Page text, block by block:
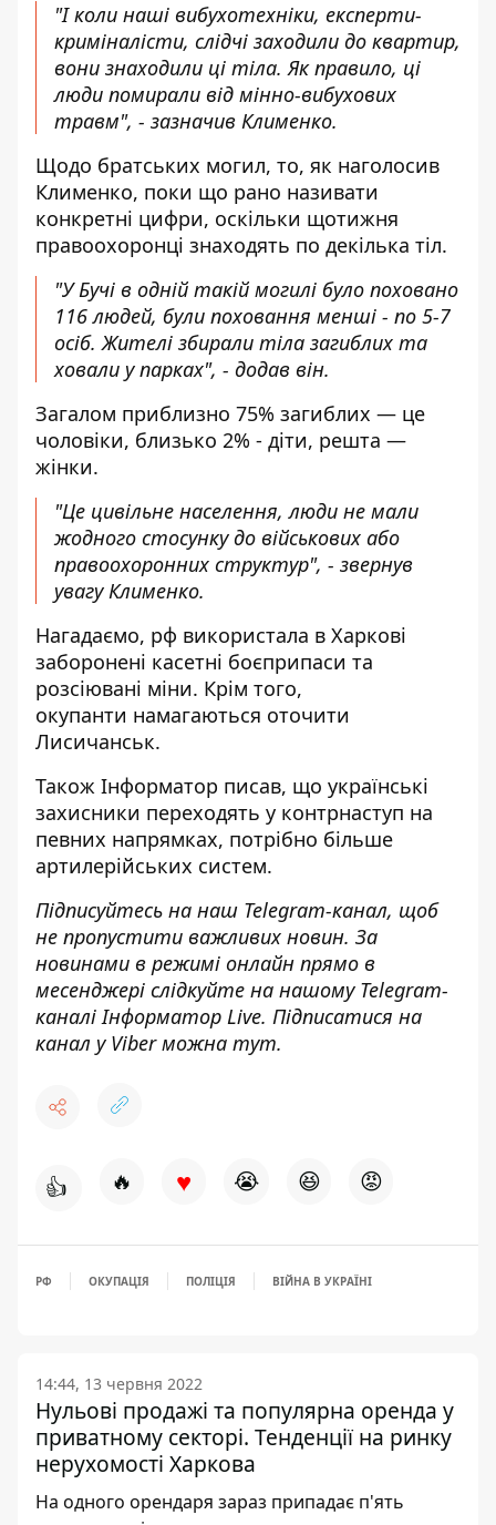
"І коли наші вибухотехніки, експерти-
криміналісти, слідчі заходили до квартир,
вони знаходили ці тіла. Як правило, ці
люди помирали від мінно-вибухових
травм", - зазначив Клименко.
Щодо братських могил, то, як наголосив
Клименко, поки що рано називати
конкретні цифри, оскільки щотижня
правоохоронці знаходять по декілька тіл.
"У Бучі в одній такій могилі було поховано
116 людей, були поховання менші - по 5-7
осіб. Жителі збирали тіла загиблих та
ховали у парках", - додав він.
Загалом приблизно 75% загиблих — це
чоловіки, близько 2% - діти, решта —
жінки.
"Це цивільне населення, люди не мали
жодного стосунку до військових або
правоохоронних структур", - звернув
увагу Клименко.
Нагадаємо, рф використала в Харкові
заборонені касетні боєприпаси та
розсіювані міни. Крім того,
окупанти намагаються оточити
Лисичанськ.
Також Інформатор писав, що українські
захисники переходять у контрнаступ на
певних напрямках, потрібно більше
артилерійських систем.
Підписуйтесь на наш Telegram-канал, щоб
не пропустити важливих новин. За
новинами в режимі онлайн прямо в
месенджері слідкуйте на нашому Telegram-
каналіІнформатор Live. Підписатися на
канал у Viber можна тут.
👍 🔥 ♥ 😭 😆 😡
РФ ОКУПАЦІЯ ПОЛІЦІЯ ВІЙНА В УКРАЇНІ
14:44, 13 червня 2022
Нульові продажі та популярна оренда у
приватному секторі. Тенденції на ринку
нерухомості Харкова
На одного орендаря зараз припадає п'ять